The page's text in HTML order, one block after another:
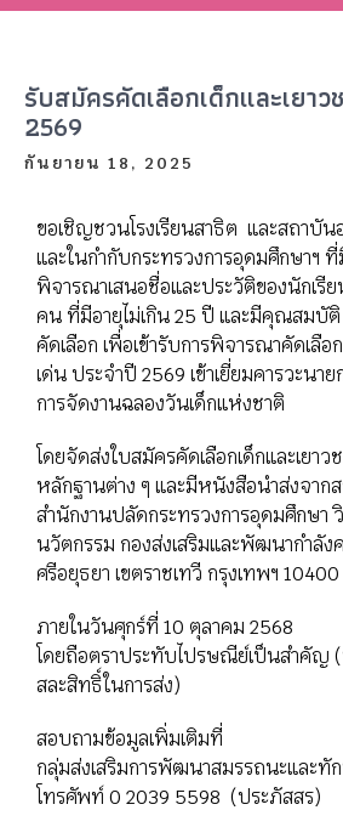
รับสมัครคัดเลือกเด็กและเยา
2569
กันยายน 18, 2025
ขอเชิญชวนโรงเรียนสาธิต และสถาบั
และในกำกับกระทรวงการอุดมศึกษาฯ
พิจารณาเสนอชื่อและประวัติของนักเรี
คน ที่มีอายุไม่เกิน 25 ปี และมีคุณสมบั
คัดเลือก เพื่อเข้ารับการพิจารณาคัดเลือ
เด่น ประจำปี 2569 เข้าเยี่ยมคารวะนา
การจัดงานฉลองวันเด็กแห่งชาติ
โดยจัดส่งใบสมัครคัดเลือกเด็กและเยา
หลักฐานต่าง ๆ และมีหนังสือนำส่งจาก
สำนักงานปลัดกระทรวงการอุดมศึกษา
นวัตกรรม กองส่งเสริมและพัฒนากำลั
ศรีอยุธยา เขตราชเทวี กรุงเทพฯ 10400
ภายในวันศุกร์ที่ 10 ตุลาคม 2568
โดยถือตราประทับไปรษณีย์เป็นสำคัญ
สละสิทธิ์ในการส่ง)
สอบถามข้อมูลเพิ่มเติมที่
กลุ่มส่งเสริมการพัฒนาสมรรถนะและทั
โทรศัพท์ 0 2039 5598 (ประภัสสร)